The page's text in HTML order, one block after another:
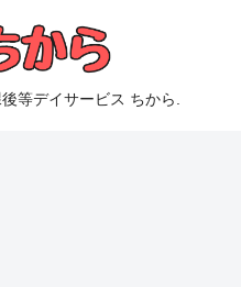
等デイサービス ちから.